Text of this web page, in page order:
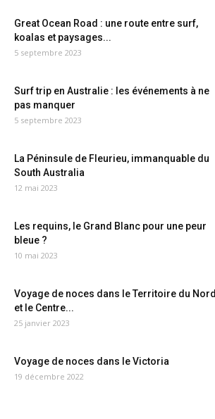
Great Ocean Road : une route entre surf,
koalas et paysages...
5 septembre 2023
Surf trip en Australie : les événements à ne
pas manquer
5 septembre 2023
La Péninsule de Fleurieu, immanquable du
South Australia
12 mai 2023
Les requins, le Grand Blanc pour une peur
bleue ?
10 mai 2023
Voyage de noces dans le Territoire du Nord
et le Centre...
25 janvier 2023
Voyage de noces dans le Victoria
19 décembre 2022